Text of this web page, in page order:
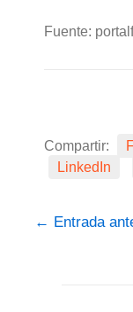
Fuente:
Compartir:
LinkedIn
← Entrada